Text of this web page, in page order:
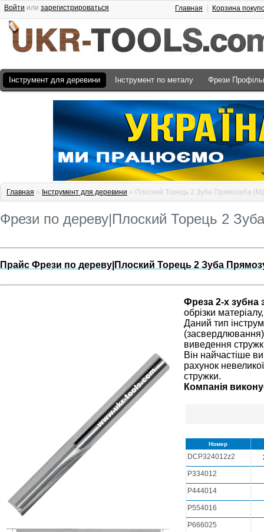
Войти или зарегистрироваться Главная Корзина
Інструмент для деревини Інструмент по металу Фрези
Главная » Інструмент для деревини » Плоский Торець 2 Зуба Прямозуба
Фрези по дереву|Плоский Торець 2
Прайс Фрези по дереву|Плоский Торець 2 Зуба
Фреза 2-х зубна
обрізки
Даний тип
(засвердлювання)
виведення
Він найчастіше
рахунок
стружки.
Компанія
Номер
DCP324012z2
P334012
P444014
P554016
P666025